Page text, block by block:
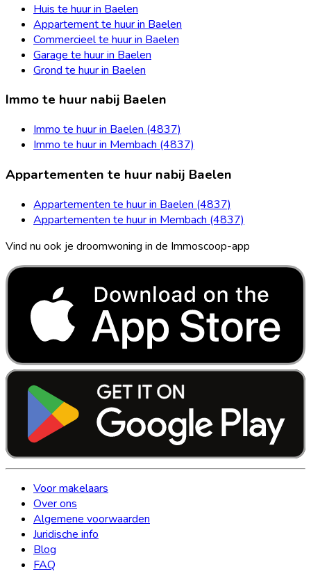
Huis te huur in Baelen
Appartement te huur in Baelen
Commercieel te huur in Baelen
Garage te huur in Baelen
Grond te huur in Baelen
Immo te huur nabij Baelen
Immo te huur in Baelen (4837)
Immo te huur in Membach (4837)
Appartementen te huur nabij Baelen
Appartementen te huur in Baelen (4837)
Appartementen te huur in Membach (4837)
Vind nu ook je droomwoning in de Immoscoop-app
Voor makelaars
Over ons
Algemene voorwaarden
Juridische info
Blog
FAQ